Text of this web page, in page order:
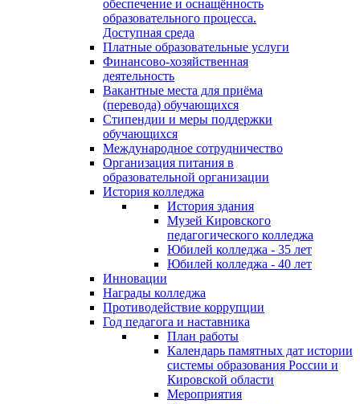
обеспечение и оснащённость
образовательного процесса.
Доступная среда
Платные образовательные услуги
Финансово-хозяйственная
деятельность
Вакантные места для приёма
(перевода) обучающихся
Стипендии и меры поддержки
обучающихся
Международное сотрудничество
Организация питания в
образовательной организации
История колледжа
История здания
Музей Кировского
педагогического колледжа
Юбилей колледжа - 35 лет
Юбилей колледжа - 40 лет
Инновации
Награды колледжа
Противодействие коррупции
Год педагога и наставника
План работы
Календарь памятных дат истории
системы образования России и
Кировской области
Мероприятия